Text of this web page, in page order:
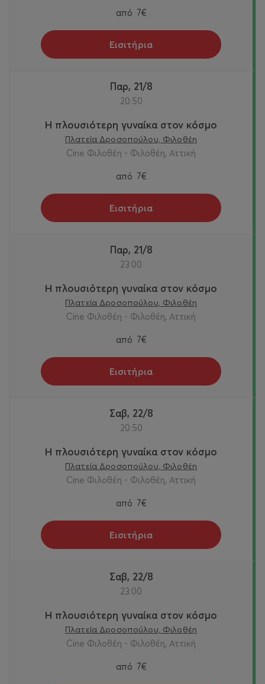
από 7€
Εισιτήρια
Παρ, 21/8
20:50
Η πλουσιότερη γυναίκα στον κόσμο
Πλατεία Δροσοπούλου, Φιλοθέη
Cine Φιλοθέη - Φιλοθέη, Αττική
από 7€
Εισιτήρια
Παρ, 21/8
23:00
Η πλουσιότερη γυναίκα στον κόσμο
Πλατεία Δροσοπούλου, Φιλοθέη
Cine Φιλοθέη - Φιλοθέη, Αττική
από 7€
Εισιτήρια
Σαβ, 22/8
20:50
Η πλουσιότερη γυναίκα στον κόσμο
Πλατεία Δροσοπούλου, Φιλοθέη
Cine Φιλοθέη - Φιλοθέη, Αττική
από 7€
Εισιτήρια
Σαβ, 22/8
23:00
Η πλουσιότερη γυναίκα στον κόσμο
Πλατεία Δροσοπούλου, Φιλοθέη
Cine Φιλοθέη - Φιλοθέη, Αττική
από 7€